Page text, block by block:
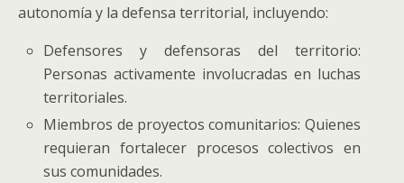
autonomía y la defensa territorial, incluyendo:
Defensores y defensoras del territorio:
Personas activamente involucradas en luchas
territoriales.
Miembros de proyectos comunitarios: Quienes
requieran fortalecer procesos colectivos en
sus comunidades.